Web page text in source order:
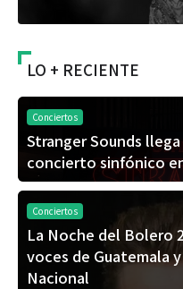
LO + RECIENTE
Conciertos
Stranger Sounds
concierto sinfónico
Conciertos
La Noche del Bolero
voces de Guatemala
Nacional